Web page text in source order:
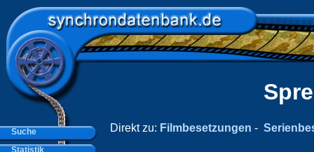
Direkt zu: Filmbesetzungen -
Suche
Statistik